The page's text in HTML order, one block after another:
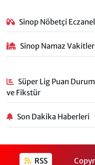
Sinop Nöbetçi
Sinop Namaz
Süper Lig Puan
ve Fikstür
Son Dakika Haberleri
RSS